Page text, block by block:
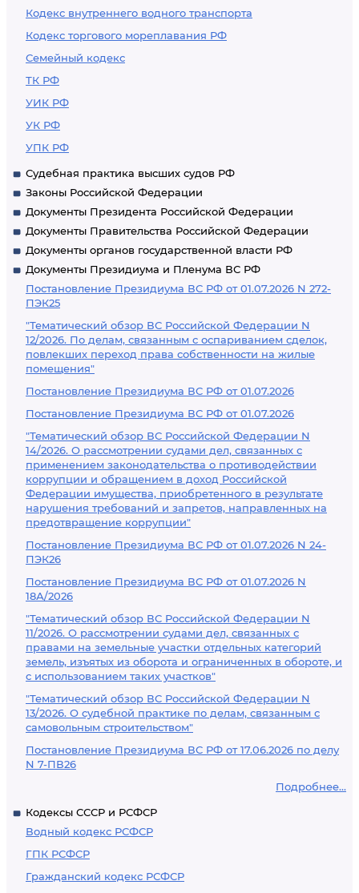
Кодекс внутреннего водного транспорта
Кодекс торгового мореплавания РФ
Семейный кодекс
ТК РФ
УИК РФ
УК РФ
УПК РФ
Судебная практика высших судов РФ
Законы Российской Федерации
Документы Президента Российской Федерации
Документы Правительства Российской Федерации
Документы органов государственной власти РФ
Документы Президиума и Пленума ВС РФ
Постановление Президиума ВС РФ от 01.07.2026 N 272-
ПЭК25
"Тематический обзор ВС Российской Федерации N
12/2026. По делам, связанным с оспариванием сделок,
повлекших переход права собственности на жилые
помещения"
Постановление Президиума ВС РФ от 01.07.2026
Постановление Президиума ВС РФ от 01.07.2026
"Тематический обзор ВС Российской Федерации N
14/2026. О рассмотрении судами дел, связанных с
применением законодательства о противодействии
коррупции и обращением в доход Российской
Федерации имущества, приобретенного в результате
нарушения требований и запретов, направленных на
предотвращение коррупции"
Постановление Президиума ВС РФ от 01.07.2026 N 24-
ПЭК26
Постановление Президиума ВС РФ от 01.07.2026 N
18А/2026
"Тематический обзор ВС Российской Федерации N
11/2026. О рассмотрении судами дел, связанных с
правами на земельные участки отдельных категорий
земель, изъятых из оборота и ограниченных в обороте, и
с использованием таких участков"
"Тематический обзор ВС Российской Федерации N
13/2026. О судебной практике по делам, связанным с
самовольным строительством"
Постановление Президиума ВС РФ от 17.06.2026 по делу
N 7-ПВ26
Подробнее...
Кодексы СССР и РСФСР
Водный кодекс РСФСР
ГПК РСФСР
Гражданский кодекс РСФСР